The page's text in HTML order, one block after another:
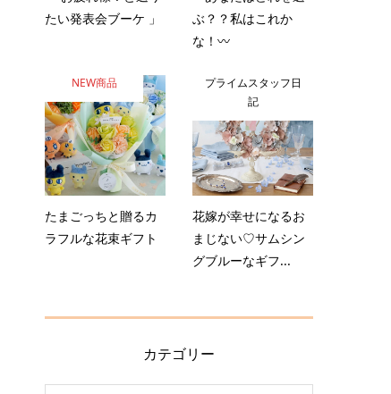
たい発表会ブーケ 」
ぶ？？私はこれか
な！〰️
NEW商品
たまごっちと贈るカ
ラフルな花束ギフト
プライムスタッフ日
記
花嫁が幸せになるお
まじない♡サムシン
グブルーなギフ...
カテゴリー